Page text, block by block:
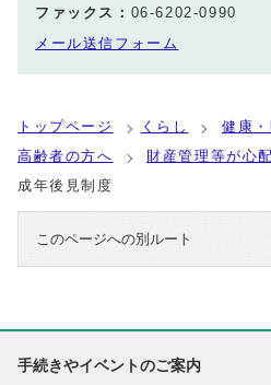
ファックス： 06-6202-0990
メール送信フォーム
トップページ くらし
健康
高齢者の方へ
財産管理等が心
成年後見制度
このページへの別ルート
手続きやイベントのご案内